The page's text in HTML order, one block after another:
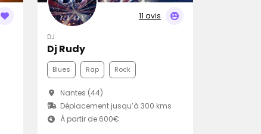
11 avis
DJ
Dj Rudy
Blues Rap Rock
Nantes (44)
Déplacement jusqu’à 300 kms
À partir de 600€